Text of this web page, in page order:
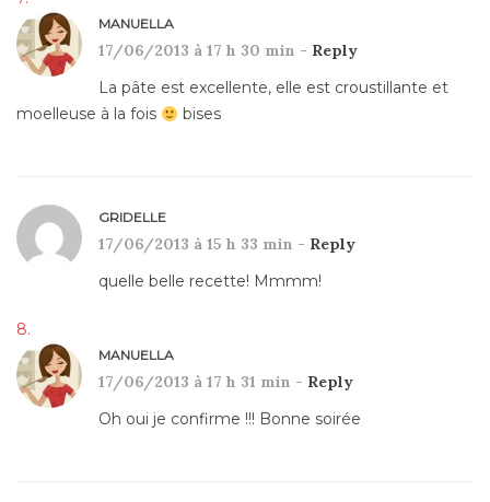
MANUELLA
17/06/2013 à 17 h 30 min - Reply
La pâte est excellente, elle est croustillante et
moelleuse à la fois
bises
GRIDELLE
17/06/2013 à 15 h 33 min - Reply
quelle belle recette! Mmmm!
MANUELLA
17/06/2013 à 17 h 31 min - Reply
Oh oui je confirme !!! Bonne soirée